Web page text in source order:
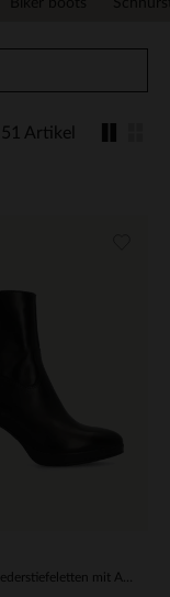
Biker boots
51 Artikel